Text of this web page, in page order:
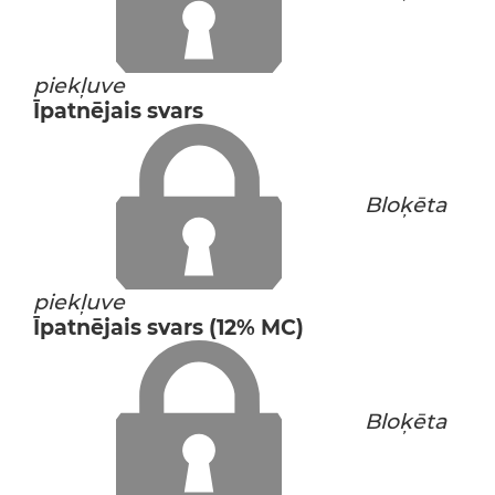
piekļuve
Īpatnējais svars
Bloķēta
piekļuve
Īpatnējais svars (12% MC)
Bloķēta